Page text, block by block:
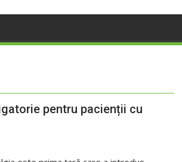
pentru pacienții cu